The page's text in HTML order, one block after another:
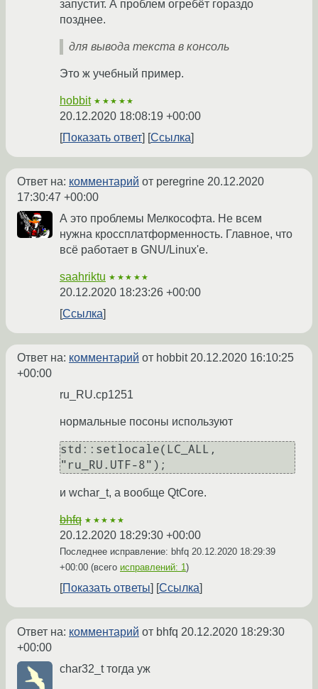
запустит. А проблем огребёт гораздо
позднее.
для вывода текста в консоль
Это ж учебный пример.
hobbit ★★★★★
20.12.2020 18:08:19 +00:00
Показать ответ
Ссылка
Ответ на: комментарий от peregrine 20.12.2020
17:30:47 +00:00
А это проблемы Мелкософта. Не всем
нужна кроссплатформенность. Главное, что
всё работает в GNU/Linux'е.
saahriktu ★★★★★
20.12.2020 18:23:26 +00:00
Ссылка
Ответ на: комментарий от hobbit20.12.2020 16:10:25
+00:00
ru_RU.cp1251
нормальные посоны используют
std::setlocale(LC_ALL,
и wchar_t, а вообще QtCore.
bhfq ★★★★★
20.12.2020 18:29:30 +00:00
Последнее исправление: bhfq 20.12.2020 18:29:39
+00:00 (всего исправлений: 1)
Показать ответы Ссылка
Ответ на: комментарий от bhfq 20.12.2020 18:29:30
+00:00
char32_t тогда уж